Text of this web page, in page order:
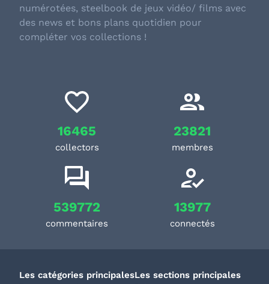
numérotées, steelbook de jeux vidéo/ films avec
des news et bons plans quotidien pour
compléter vos collections !
16465
collectors
23821
membres
539772
commentaires
13977
connectés
Les catégories principalesLes sections principales